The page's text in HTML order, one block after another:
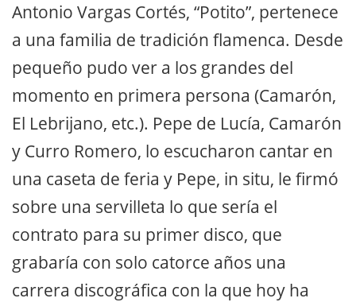
Antonio Vargas Cortés, “Potito”, pertenece
a una familia de tradición flamenca. Desde
pequeño pudo ver a los grandes del
momento en primera persona (Camarón,
El Lebrijano, etc.). Pepe de Lucía, Camarón
y Curro Romero, lo escucharon cantar en
una caseta de feria y Pepe, in situ, le firmó
sobre una servilleta lo que sería el
contrato para su primer disco, que
grabaría con solo catorce años una
carrera discográfica con la que hoy ha